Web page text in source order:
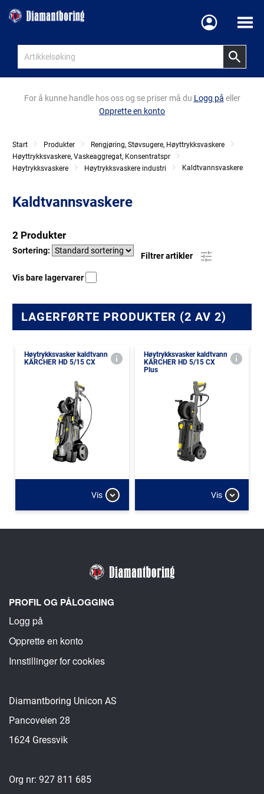
Meny
For å kunne handle hos oss og se priser må du Logg på eller
Opprette en konto
Start Produkter
Rengjøring, Støvsugere, Høyttrykksvaskere
Høyttrykksvaskere, Vaskeaggregat, Konsentratspr
Høytrykksvaskere
Høytrykksvaskere industri Kaldtvannsvaskere
Kaldtvannsvaskere
2 Produkter
Sortering:
Filtrer artikler
Vis bare lagervarer
LAGERFØRTE PRODUKTER (2 AV 2)
Høytrykksvasker kaldtvann
KÄRCHER HD 5/15 CX
Vis
Høytrykksvasker kaldtvann
KÄRCHER HD 5/15 CX
Plus
Vis
PROFIL OG PÅLOGGING
Logg på
Opprette en konto
Innstillinger for cookies
Diamantboring Unicon AS
Pancoveien 28
1624 Gressvik
Org nr: 927 811 685